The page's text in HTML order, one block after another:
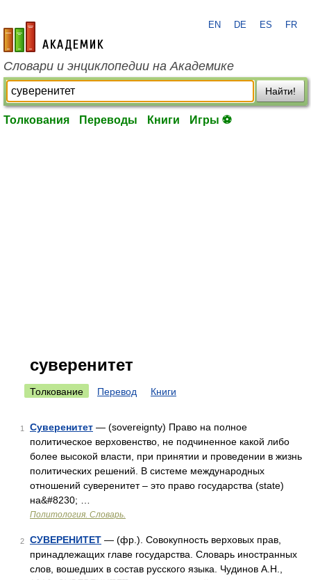
academic.ru
EN DE ES FR
Словари и энциклопедии на Академике
Найти!
Толкования Переводы Книги Игры ⚽
суверенитет
Толкование Перевод Книги
1 Суверенитет — (sovereignty) Право на полное
политическое верховенство, не подчиненное какой либо
более высокой власти, при принятии и проведении в жизнь
политических решений. В системе международных
отношений суверенитет – это право государства (state)
на&#8230; …
Политология. Словарь.
2 СУВЕРЕНИТЕТ — (фр.). Совокупность верховых прав,
принадлежащих главе государства. Словарь иностранных
слов, вошедших в состав русского языка. Чудинов А.Н.,